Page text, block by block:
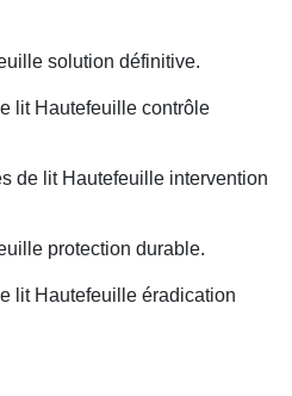
solution définitive.
lit Hautefeuille contrôle
de lit Hautefeuille intervention
protection durable.
lit Hautefeuille éradication